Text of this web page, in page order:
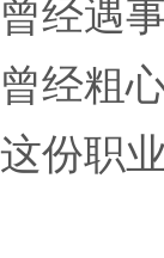
曾经遇
曾经粗
这份职